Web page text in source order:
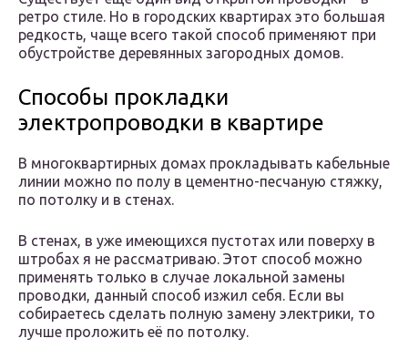
ретро стиле. Но в городских квартирах это большая
редкость, чаще всего такой способ применяют при
обустройстве деревянных загородных домов.
Способы прокладки
электропроводки в квартире
В многоквартирных домах прокладывать кабельные
линии можно по полу в цементно-песчаную стяжку,
по потолку и в стенах.
В стенах, в уже имеющихся пустотах или поверху в
штробах я не рассматриваю. Этот способ можно
применять только в случае локальной замены
проводки, данный способ изжил себя. Если вы
собираетесь сделать полную замену электрики, то
лучше проложить её по потолку.